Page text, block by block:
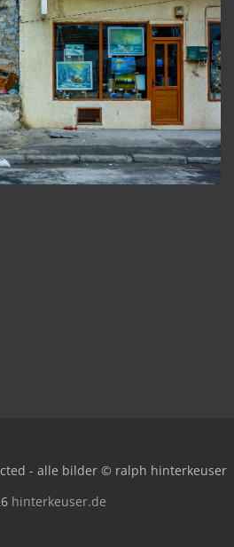
- alle bilder © ralph hinterkeuser
hinterkeuser.de